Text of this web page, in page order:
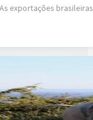
exportações